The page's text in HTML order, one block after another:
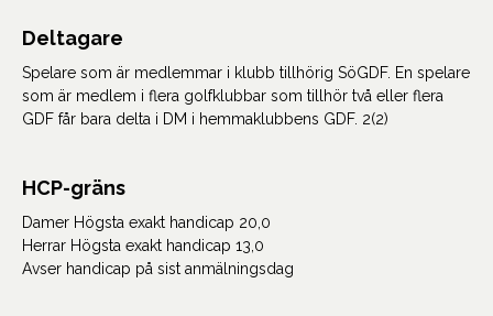
Deltagare
Spelare som är medlemmar i klubb tillhörig SöGDF. En spelare
som är medlem i flera golfklubbar som tillhör två eller flera
GDF får bara delta i DM i hemmaklubbens GDF. 2(2)
HCP-gräns
Damer Högsta exakt handicap 20,0
Herrar Högsta exakt handicap 13,0
Avser handicap på sist anmälningsdag